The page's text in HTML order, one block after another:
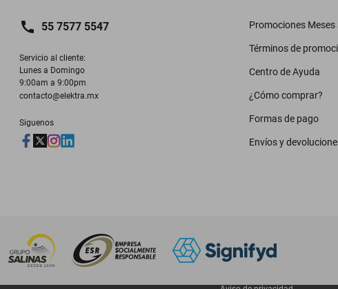
55 7577 5547
Servicio al cliente:
Lunes a Domingo
9:00am a 9:00pm
contacto@elektra.mx
Siguenos
Promociones Meses
Términos de
Centro de Ayuda
¿Cómo comprar?
Formas de pago
Envíos y